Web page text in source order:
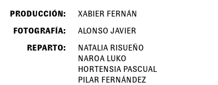
PRODUCCIÓN:
XABIER FERNÁN
FOTOGRAFÍA:
ALONSO JAVIER
REPARTO:
NATALIA RISUEÑO
NAROA LUKO
HORTENSIA PASCUAL
PILAR FERNÁNDEZ